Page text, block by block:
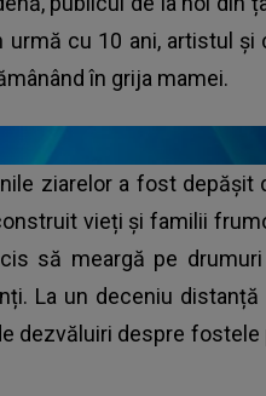
cu 10 ani, artistul și
în grija mamei.
ziarelor a fost depășit
vieți și familii
să meargă pe
La un deceniu
dezvăluiri despre fostele